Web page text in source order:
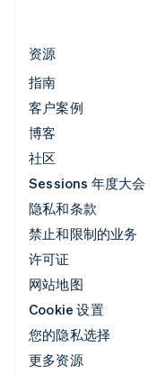
资源
指南
客户案例
博客
社区
Sessions 年度大会
隐私和条款
禁止和限制的业务
许可证
网站地图
Cookie 设置
您的隐私选择
更多资源